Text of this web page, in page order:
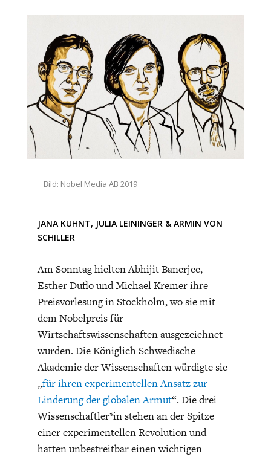
INDUSTRIEPOLITIK
ENERGIE & UMWELT
Bild: Nobel Media AB 2019
JANA KUHNT, JULIA LEININGER& ARMIN VON
SCHILLER
Am Sonntag hielten Abhijit Banerjee,
Esther Duflo und Michael Kremer ihre
Preisvorlesung in Stockholm, wo sie mit
dem Nobelpreis für
Wirtschaftswissenschaften ausgezeichnet
wurden. Die Königlich Schwedische
Akademie der Wissenschaften würdigte sie
„für ihren experimentellen Ansatz zur
Linderung der globalen Armut“. Die drei
Wissenschaftler*in stehen an der Spitze
einer experimentellen Revolution und
hatten unbestreitbar einen wichtigen